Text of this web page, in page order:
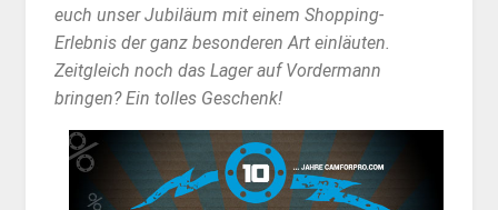
euch unser Jubiläum mit einem Shopping-
Erlebnis der ganz besonderen Art einläuten.
Zeitgleich noch das Lager auf Vordermann
bringen? Ein tolles Geschenk!